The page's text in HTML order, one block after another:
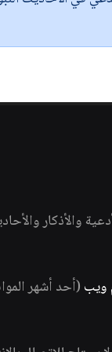
والأذكار
ويب (أحد أشهر